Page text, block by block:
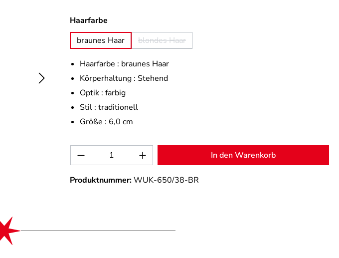
Haarfarbe
braunes Haar
blondes Haar(Diese Option ist zurzeit nicht verfügbar.)
Haarfarbe : braunes Haar
Körperhaltung : Stehend
Optik : farbig
Stil : traditionell
Größe : 6,0 cm
Produkt Anzahl: Gib den gewünschten Wert ein
In den Warenkorb
Produktnummer:WUK-650/38-BR